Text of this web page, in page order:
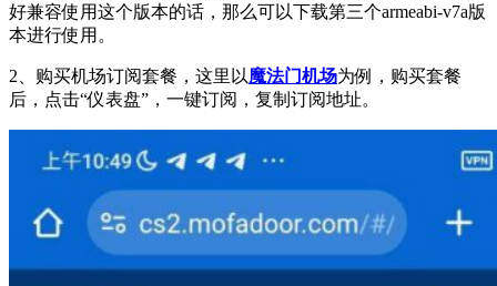
好兼容使用这个版本的话，那么可以下载第三个armeabi-v7a版
本进行使用。
2、购买机场订阅套餐，这里以魔法门机场为例，购买套餐
后，点击“仪表盘”，一键订阅，复制订阅地址。